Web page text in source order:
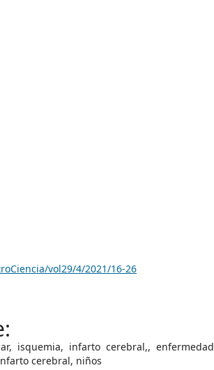
vol29/4/2021/16-26
isquemia, infarto cerebral,, enfermedad
cerebral, niños